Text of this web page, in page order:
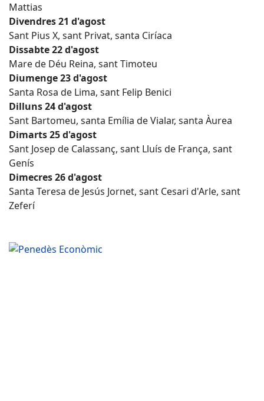
Mattias
Divendres 21 d'agost
Sant Pius X, sant Privat, santa Ciríaca
Dissabte 22 d'agost
Mare de Déu Reina, sant Timoteu
Diumenge 23 d'agost
Santa Rosa de Lima, sant Felip Benici
Dilluns 24 d'agost
Sant Bartomeu, santa Emília de Vialar, santa Àurea
Dimarts 25 d'agost
Sant Josep de Calassanç, sant Lluís de França, sant
Genís
Dimecres 26 d'agost
Santa Teresa de Jesús Jornet, sant Cesari d'Arle, sant
Zeferí